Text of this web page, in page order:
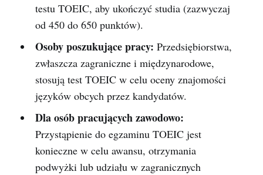
testu TOEIC, aby ukończyć studia (zazwyczaj
od 450 do 650 punktów).
Osoby poszukujące pracy: Przedsiębiorstwa,
zwłaszcza zagraniczne i międzynarodowe,
stosują test TOEIC w celu oceny znajomości
języków obcych przez kandydatów.
Dla osób pracujących zawodowo:
Przystąpienie do egzaminu TOEIC jest
konieczne w celu awansu, otrzymania
podwyżki lub udziału w zagranicznych